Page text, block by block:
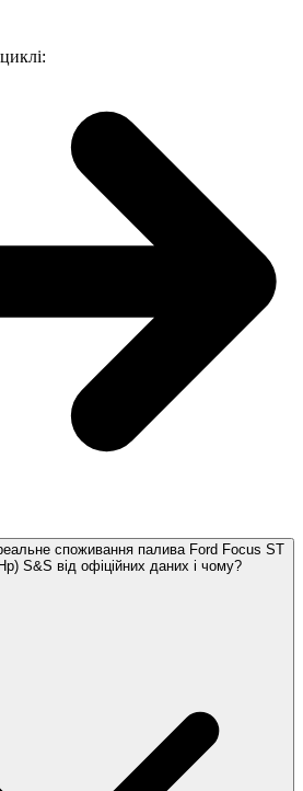
реальне споживання палива Ford Focus ST
S&S від офіційних даних і чому?